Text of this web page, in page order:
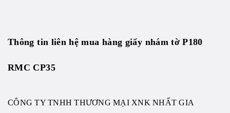
Thông tin liên hệ mua hàng giấy nhám tờ P180
RMC CP35
CÔNG TY TNHH THƯƠNG MẠI XNK NHẤT GIA